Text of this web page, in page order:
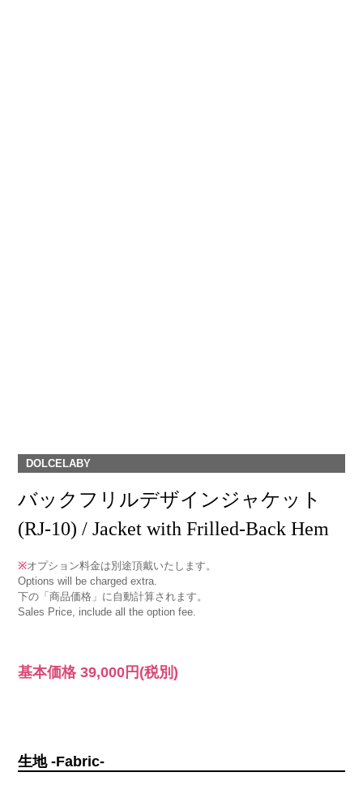
DOLCELABY
バックフリルデザインジャケット
(RJ-10) / Jacket with Frilled-Back Hem
※オプション料金は別途頂戴いたします。
Options will be charged extra.
下の「商品価格」に自動計算されます。
Sales Price, include all the option fee.
基本価格39,000円 (税別)
生地 -Fabric-